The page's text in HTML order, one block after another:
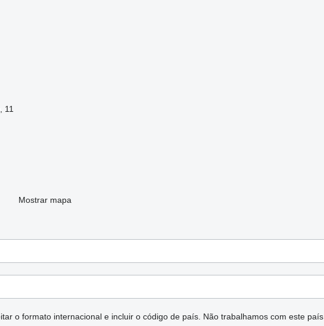
11
Mostrar mapa
o formato internacional e incluir o código de país. Não trabalhamos com este país